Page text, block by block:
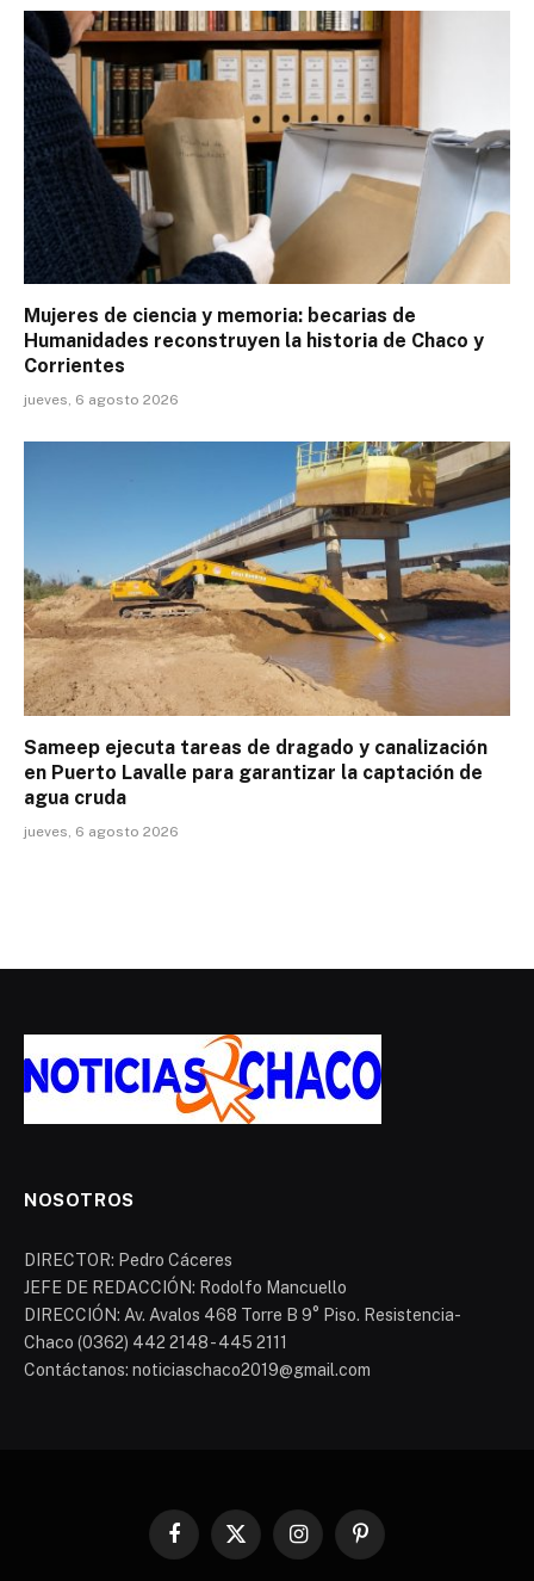
Mujeres de ciencia y memoria: becarias de
Humanidades reconstruyen la historia de Chaco y
Corrientes
jueves, 6 agosto 2026
Sameep ejecuta tareas de dragado y canalización
en Puerto Lavalle para garantizar la captación de
agua cruda
jueves, 6 agosto 2026
NOSOTROS
DIRECTOR: Pedro Cáceres
JEFE DE REDACCIÓN: Rodolfo Mancuello
DIRECCIÓN: Av. Avalos 468 Torre B 9° Piso. Resistencia-
Chaco (0362) 442 2148 - 445 2111
Contáctanos: noticiaschaco2019@gmail.com
Facebook
X
InstagramPinterest